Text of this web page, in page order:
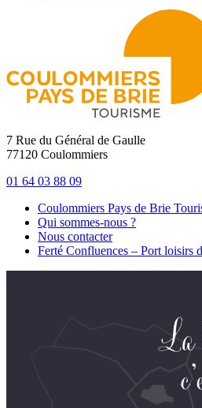
7 Rue du Général de Gaulle
77120 Coulommiers
01 64 03 88 09
Coulommiers Pays de Brie
Qui sommes-nous ?
Nous contacter
Ferté Confluences – Port loisirs